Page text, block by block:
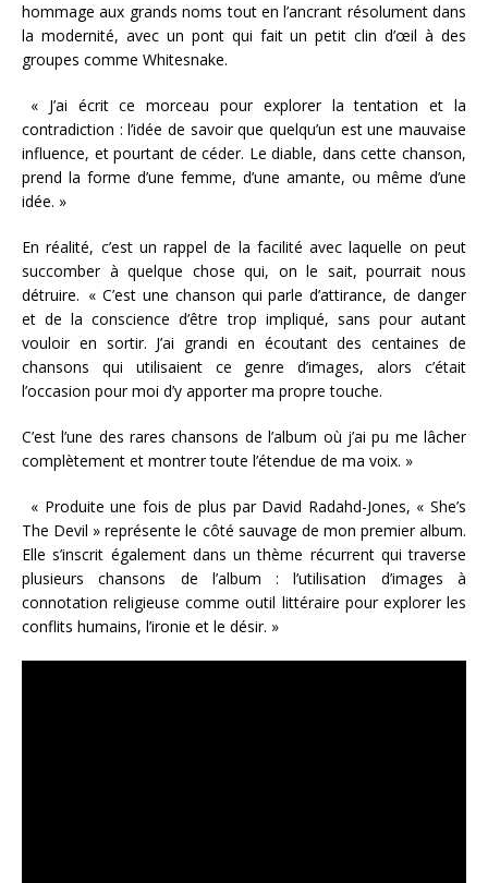
hommage aux grands noms tout en l’ancrant résolument dans
la modernité, avec un pont qui fait un petit clin d’œil à des
groupes comme Whitesnake.
« J’ai écrit ce morceau pour explorer la tentation et la
contradiction : l’idée de savoir que quelqu’un est une mauvaise
influence, et pourtant de céder. Le diable, dans cette chanson,
prend la forme d’une femme, d’une amante, ou même d’une
idée. »
En réalité, c’est un rappel de la facilité avec laquelle on peut
succomber à quelque chose qui, on le sait, pourrait nous
détruire. « C’est une chanson qui parle d’attirance, de danger
et de la conscience d’être trop impliqué, sans pour autant
vouloir en sortir. J’ai grandi en écoutant des centaines de
chansons qui utilisaient ce genre d’images, alors c’était
l’occasion pour moi d’y apporter ma propre touche.
C’est l’une des rares chansons de l’album où j’ai pu me lâcher
complètement et montrer toute l’étendue de ma voix. »
« Produite une fois de plus par David Radahd-Jones, « She’s
The Devil » représente le côté sauvage de mon premier album.
Elle s’inscrit également dans un thème récurrent qui traverse
plusieurs chansons de l’album : l’utilisation d’images à
connotation religieuse comme outil littéraire pour explorer les
conflits humains, l’ironie et le désir. »